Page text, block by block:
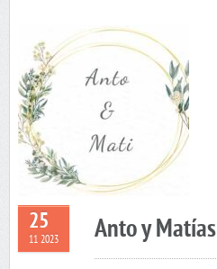
25
11 2023 Anto y Matías